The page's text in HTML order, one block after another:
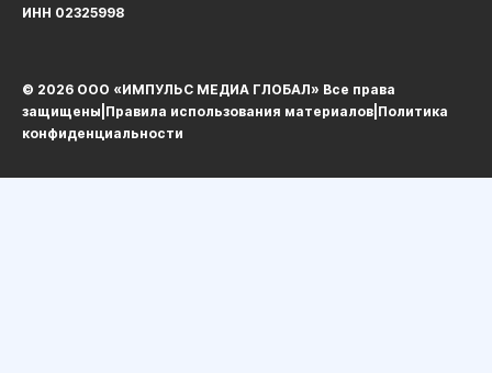
ИНН 02325998
© 2026 ООО «ИМПУЛЬС МЕДИА ГЛОБАЛ» Все права
защищеныㅤ|ㅤ Правила использования материалов Политика
конфиденциальности